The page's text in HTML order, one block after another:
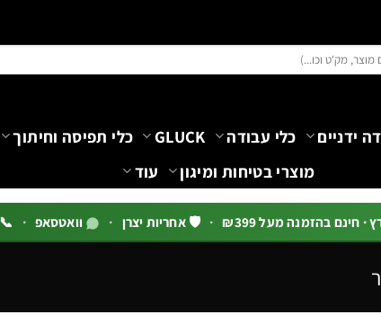
ידניים כלי עבודה GLUCK כלי תפיסה וחיתוך
מוצרי בטיחות ומיגון
עוד
חינם בהזמנה מעל ₪399 · 🛡️ אחריות יצרן · וואטסאפ · 📞 03-5444144 שלוחה 1